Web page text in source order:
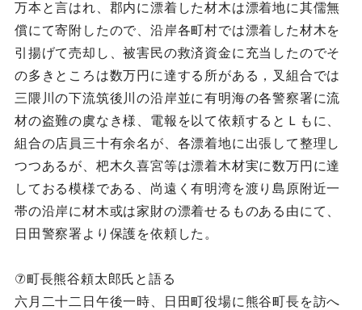
万本と言はれ、郡内に漂着した材木は漂着地に其儒無
償にて寄附したので、沿岸各町村では漂着した材木を
引揚げて売却し、被害民の救済資金に充当したのでそ
の多きところは数万円に達する所がある，叉組合では
三隈川の下流筑後川の沿岸並に有明海の各警察署に流
材の盗難の虞なき様、電報を以て依頼するとＬもに、
組合の店員三十有余名が、各漂着地に出張して整理し
つつあるが、杷木久喜宮等は漂着木材実に数万円に達
しておる模様である、尚遠く有明湾を渡り島原附近一
帯の沿岸に材木或は家財の漂着せるものある由にて、
日田警察署より保護を依頼した。
⑦町長熊谷頼太郎氏と語る
六月二十二日午後一時、日田町役場に熊谷町長を訪へ